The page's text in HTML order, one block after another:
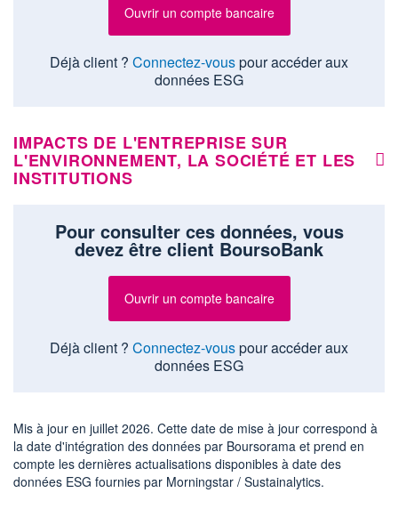
Ouvrir un compte bancaire
Déjà client ? Connectez-vouspour accéder aux
données ESG
IMPACTS DE L'ENTREPRISE SUR
L'ENVIRONNEMENT, LA SOCIÉTÉ ET LES
INSTITUTIONS
Pour consulter ces données, vous
devez être client BoursoBank
Ouvrir un compte bancaire
Déjà client ? Connectez-vouspour accéder aux
données ESG
Mis à jour en juillet 2026. Cette date de mise à jour correspond à
la date d'intégration des données par Boursorama et prend en
compte les dernières actualisations disponibles à date des
données ESG fournies par Morningstar / Sustainalytics.